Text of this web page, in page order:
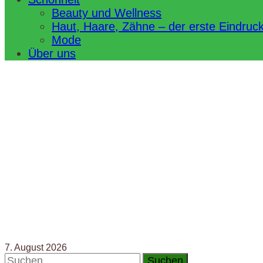
Beauty und Wellness
Haut, Haare, Zähne – der erste
Mode
Über uns
7. August 2026
Suchen